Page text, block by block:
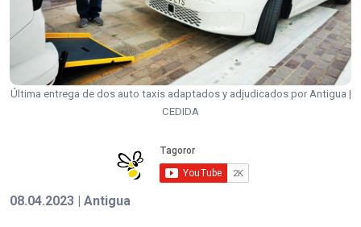
Última entrega de dos auto taxis adaptados y adjudicados por Antigua |
CEDIDA
08.04.2023 | Antigua